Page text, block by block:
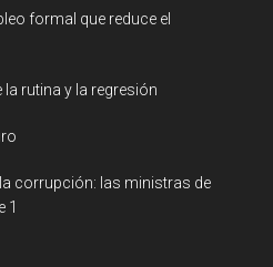
formal que reduce el
la rutina y la regresión
corrupción: las ministras de
1